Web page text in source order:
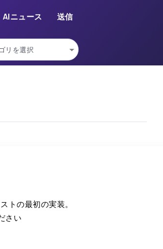
AIニュース 送信
トの最初の実装。
さい